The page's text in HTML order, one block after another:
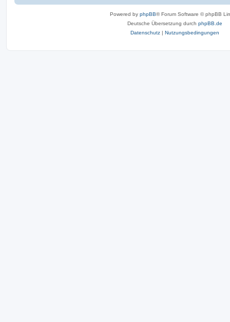
Powered by phpBB® Forum Software © phpBB
Deutsche Übersetzung durch phpBB.de
Datenschutz | Nutzungsbedingungen